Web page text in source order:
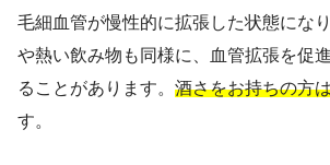
毛細血管が慢性的に拡張した状態にな
や熱い飲み物も同様に、血管拡張を促
ることがあります。 酒さをお持ちの方
す。